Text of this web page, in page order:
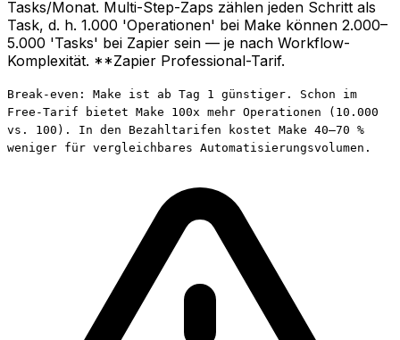
Tasks/Monat. Multi-Step-Zaps zählen jeden Schritt als
Task, d. h. 1.000 'Operationen' bei Make können 2.000–
5.000 'Tasks' bei Zapier sein — je nach Workflow-
Komplexität. **Zapier Professional-Tarif.
Break-even: Make ist ab Tag 1 günstiger. Schon im
Free-Tarif bietet Make 100x mehr Operationen (10.000
vs. 100). In den Bezahltarifen kostet Make 40–70 %
weniger für vergleichbares Automatisierungsvolumen.